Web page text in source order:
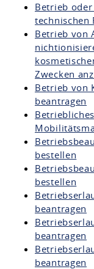
Betrieb
technischen
Betrieb von
Zwecken
Betrieb von
beantragen
bestellen
bestellen
beantragen
beantragen
beantragen